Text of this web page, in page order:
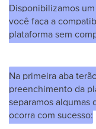
Disponibilizamos
você faça a
plataforma sem
Na primeira aba
preenchimento da
separamos algumas
ocorra com sucesso: